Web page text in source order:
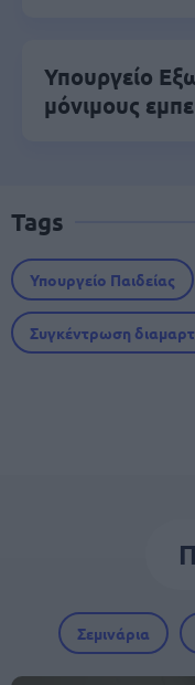
Υπουργείο
μόνιμους
Tags
Υπουργείο Παιδείας
Συγκέντρωση
Σεμινάρια